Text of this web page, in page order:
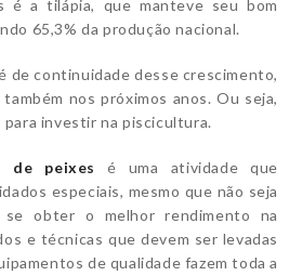
é a tilápia, que manteve seu bom
65,3% da produção nacional.
de continuidade desse crescimento,
nos próximos anos. Ou seja,
investir na piscicultura.
de peixes
é uma atividade que
especiais, mesmo que não seja
obter o melhor rendimento na
e técnicas que devem ser levadas
de qualidade fazem toda a